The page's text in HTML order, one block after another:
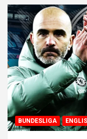
BUNDESLIGA